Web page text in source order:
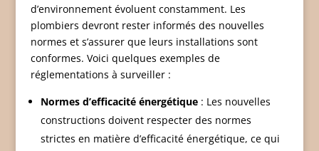
d’environnement évoluent constamment. Les
plombiers devront rester informés des nouvelles
normes et s’assurer que leurs installations sont
conformes. Voici quelques exemples de
réglementations à surveiller :
Normes d’efficacité énergétique: Les nouvelles
constructions doivent respecter des normes
strictes en matière d’efficacité énergétique, ce qui